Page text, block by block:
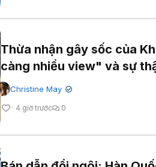
Thừa nhận gây sốc của
càng nhiều view" và sự
Christine May ✔
4 giờ trước 0